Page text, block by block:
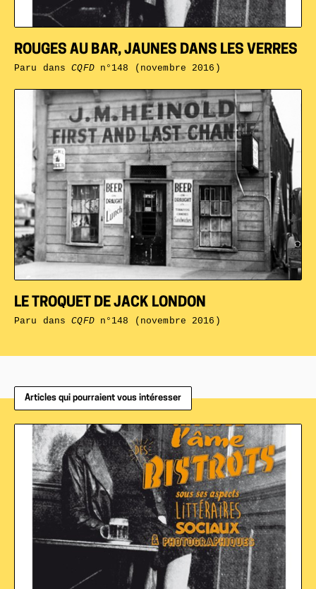
LE TROQUET DE JACK LONDON
Paru dansCQFDn°148 (novembre 2016)
ROUGES AU BAR, JAUNES DANS LES VERRES
Paru dansCQFDn°148 (novembre 2016)
Articles qui pourraient vous intéresser